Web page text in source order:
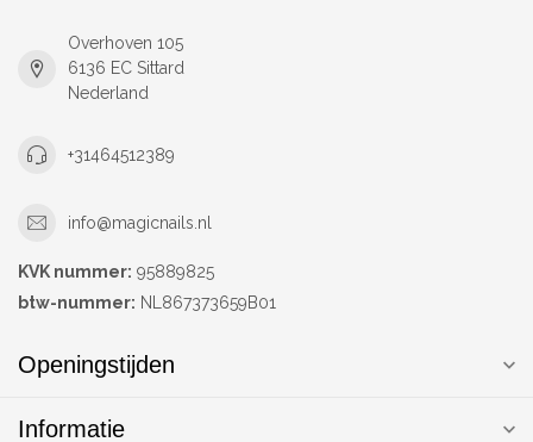
Overhoven 105
6136 EC Sittard
Nederland
+31464512389
info@magicnails.nl
KVK nummer: 95889825
btw-nummer: NL867373659B01
Openingstijden
Informatie